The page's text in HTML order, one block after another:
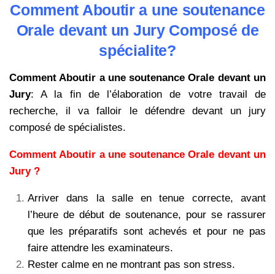
Comment Aboutir a une soutenance
Orale devant un Jury Composé de
spécialite?
Comment Aboutir a une soutenance Orale devant un
Jury: A la fin de l’élaboration de votre travail de
recherche, il va falloir le défendre devant un jury
composé de spécialistes.
Comment Aboutir a une soutenance Orale devant un
Jury ?
Arriver dans la salle en tenue correcte, avant
l’heure de début de soutenance, pour se rassurer
que les préparatifs sont achevés et pour ne pas
faire attendre les examinateurs.
Rester calme en ne montrant pas son stress.